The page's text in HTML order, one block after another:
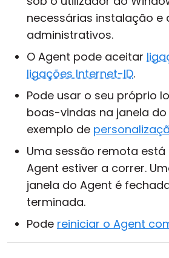
necessárias instalação e
administrativos.
O Agent pode aceitar
ligações Internet-ID.
Pode usar o seu próprio
boas-vindas na janela do
exemplo de
Uma sessão remota
Agent estiver a correr.
janela do Agent é
terminada.
Pode reiniciar o Agent